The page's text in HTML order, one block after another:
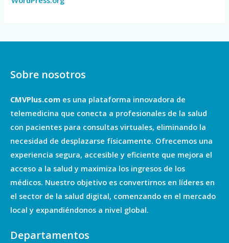
Sobre nosotros
CMVPlus.com es una plataforma innovadora de
telemedicina que conecta a profesionales de la salud
con pacientes para consultas virtuales, eliminando la
necesidad de desplazarse físicamente. Ofrecemos una
experiencia segura, accesible y eficiente que mejora el
acceso a la salud y maximiza los ingresos de los
médicos. Nuestro objetivo es convertirnos en líderes en
el sector de la salud digital, comenzando en el mercado
local y expandiéndonos a nivel global.
Departamentos